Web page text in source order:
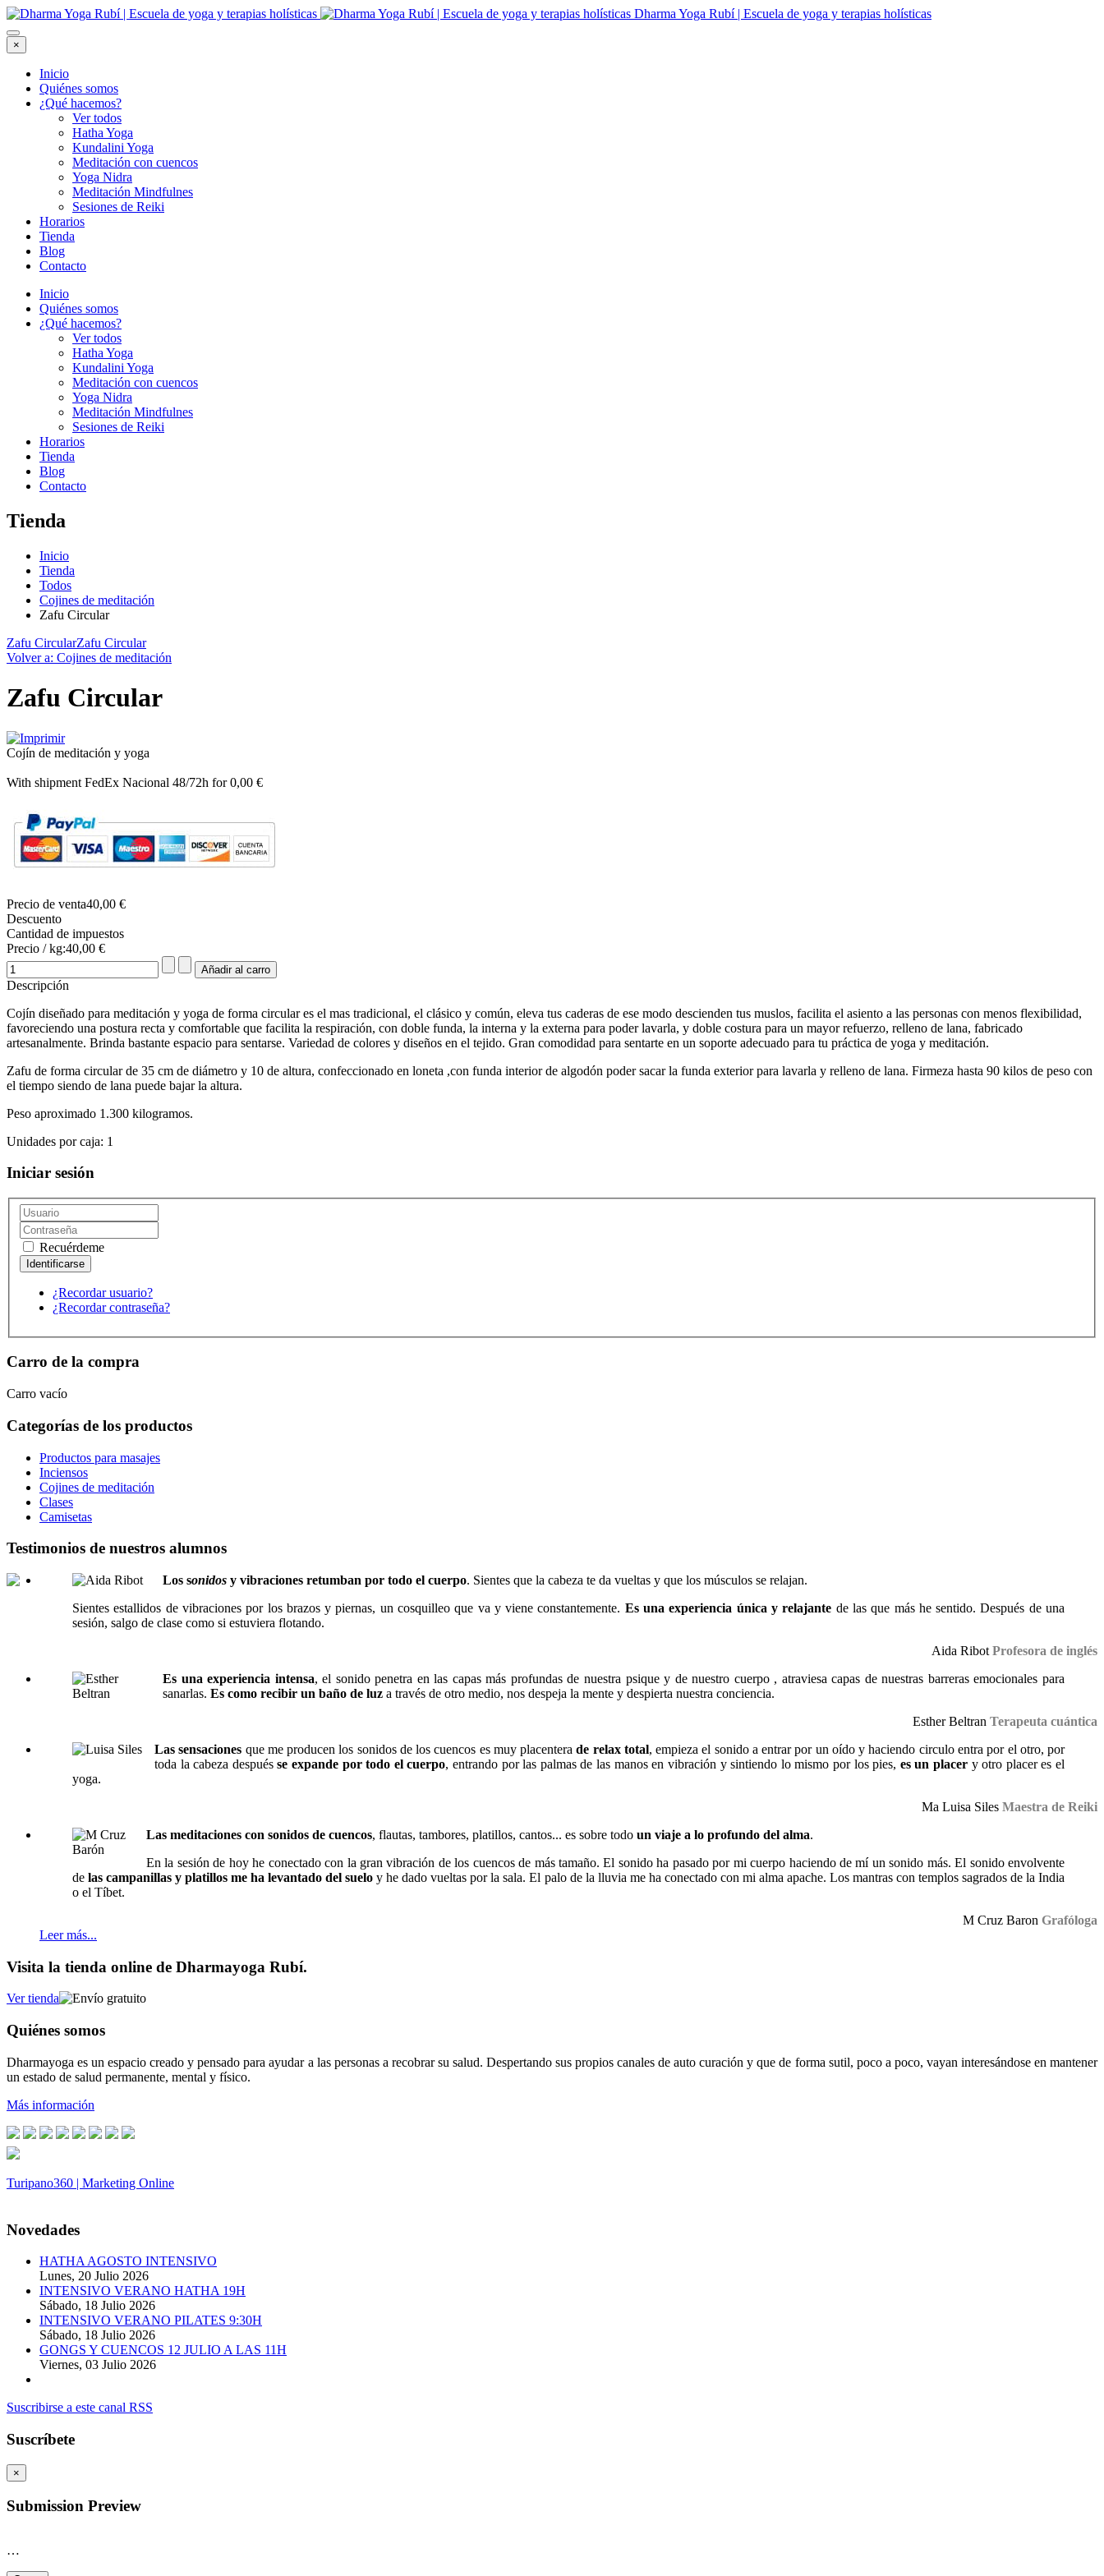
Dharma Yoga Rubí | Escuela de yoga y terapias holísticas
×
Inicio
Quiénes somos
¿Qué hacemos?
Ver todos
Hatha Yoga
Kundalini Yoga
Meditación con cuencos
Yoga Nidra
Meditación Mindfulnes
Sesiones de Reiki
Horarios
Tienda
Blog
Contacto
Inicio
Quiénes somos
¿Qué hacemos?
Ver todos
Hatha Yoga
Kundalini Yoga
Meditación con cuencos
Yoga Nidra
Meditación Mindfulnes
Sesiones de Reiki
Horarios
Tienda
Blog
Contacto
Tienda
Inicio
Tienda
Todos
Cojines de meditación
Zafu Circular
Zafu CircularZafu Circular
Volver a: Cojines de meditación
Zafu Circular
Cojín de meditación y yoga
With shipment FedEx Nacional 48/72h for 0,00 €
Precio de venta40,00 €
Descuento
Cantidad de impuestos
Precio / kg:40,00 €
Descripción
Cojín diseñado para meditación y yoga de forma circular es el mas tradicional, el clásico y común, eleva tus caderas de ese modo descienden tus muslos, facilita el asiento a las personas con menos flexibilidad,
favoreciendo una postura recta y comfortable que facilita la respiración, con doble funda, la interna y la externa para poder lavarla, y doble costura para un mayor refuerzo, relleno de lana, fabricado
artesanalmente. Brinda bastante espacio para sentarse. Variedad de colores y diseños en el tejido. Gran comodidad para sentarte en un soporte adecuado para tu práctica de yoga y meditación.
Zafu de forma circular de 35 cm de diámetro y 10 de altura, confeccionado en loneta ,con funda interior de algodón poder sacar la funda exterior para lavarla y relleno de lana. Firmeza hasta 90 kilos de peso con
el tiempo siendo de lana puede bajar la altura.
Peso aproximado 1.300 kilogramos.
Unidades por caja: 1
Iniciar sesión
Recuérdeme
¿Recordar usuario?
¿Recordar contraseña?
Carro de la compra
Carro vacío
Categorías de los productos
Productos para masajes
Inciensos
Cojines de meditación
Clases
Camisetas
Testimonios de nuestros alumnos
Los sonidos y vibraciones retumban por todo el cuerpo. Sientes que la cabeza te da vueltas y que los músculos se relajan.
Sientes estallidos de vibraciones por los brazos y piernas, un cosquilleo que va y viene constantemente. Es una experiencia única y relajante de las que más he sentido. Después de una
sesión, salgo de clase como si estuviera flotando.
Aida Ribot Profesora de inglés
Es una experiencia intensa, el sonido penetra en las capas más profundas de nuestra psique y de nuestro cuerpo , atraviesa capas de nuestras barreras emocionales para
sanarlas. Es como recibir un baño de luz a través de otro medio, nos despeja la mente y despierta nuestra conciencia.
Esther Beltran Terapeuta cuántica
Las sensaciones que me producen los sonidos de los cuencos es muy placenterade relax total, empieza el sonido a entrar por un oído y haciendo circulo entra por el otro, por
toda la cabeza despuésse expande por todo el cuerpo, entrando por las palmas de las manos en vibración y sintiendo lo mismo por los pies, es un placer y otro placer es el
yoga.
Ma Luisa Siles Maestra de Reiki
Las meditaciones con sonidos de cuencos, flautas, tambores, platillos, cantos... es sobre todo un viaje a lo profundo del alma.
En la sesión de hoy he conectado con la gran vibración de los cuencos de más tamaño. El sonido ha pasado por mi cuerpo haciendo de mí un sonido más. El sonido envolvente
delas campanillas y platillos me ha levantado del suelo y he dado vueltas por la sala. El palo de la lluvia me ha conectado con mi alma apache. Los mantras con templos sagrados de la India
o el Tíbet.
M Cruz Baron Grafóloga
Leer más...
Visita la tienda online de Dharmayoga Rubí.
Ver tienda
Quiénes somos
Dharmayoga es un espacio creado y pensado para ayudar a las personas a recobrar su salud. Despertando sus propios canales de auto curación y que de forma sutil, poco a poco, vayan interesándose en mantener
un estado de salud permanente, mental y físico.
Más información
Turipano360 | Marketing Online
Novedades
HATHA AGOSTO INTENSIVO
Lunes, 20 Julio 2026
INTENSIVO VERANO HATHA 19H
Sábado, 18 Julio 2026
INTENSIVO VERANO PILATES 9:30H
Sábado, 18 Julio 2026
GONGS Y CUENCOS 12 JULIO A LAS 11H
Viernes, 03 Julio 2026
Suscribirse a este canal RSS
Suscríbete
×
Submission Preview
…